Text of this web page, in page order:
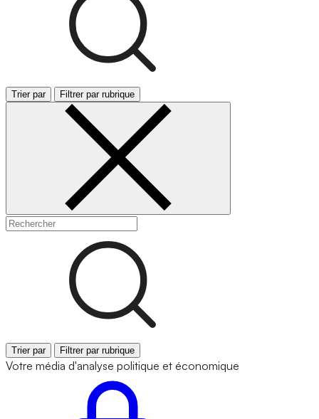
Trier par Filtrer par rubrique
Trier par Filtrer par rubrique
Votre média d'analyse politique et économique